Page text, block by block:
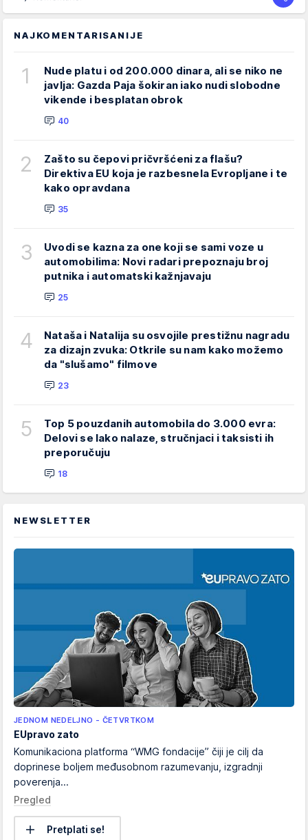
NAJKOMENTARISANIJE
1
Nude platu i od 200.000 dinara, ali se niko ne
javlja: Gazda Paja šokiran iako nudi slobodne
vikende i besplatan obrok
40
2
Zašto su čepovi pričvršćeni za flašu?
Direktiva EU koja je razbesnela Evropljane i te
kako opravdana
35
3
Uvodi se kazna za one koji se sami voze u
automobilima: Novi radari prepoznaju broj
putnika i automatski kažnjavaju
25
4
Nataša i Natalija su osvojile prestižnu nagradu
za dizajn zvuka: Otkrile su nam kako možemo
da "slušamo" filmove
23
5
Top 5 pouzdanih automobila do 3.000 evra:
Delovi se lako nalaze, stručnjaci i taksisti ih
preporučuju
18
NEWSLETTER
JEDNOM NEDELJNO - ČETVRTKOM
EUpravo zato
Komunikaciona platforma “WMG fondacije” čiji je cilj da
doprinese boljem međusobnom razumevanju, izgradnji
poverenja...
Pregled
Pretplati se!